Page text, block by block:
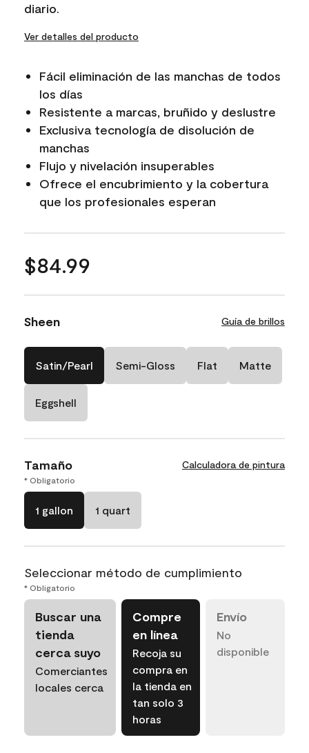
diario.
Ver detalles del producto
Fácil eliminación de las manchas de todos
los días
Resistente a marcas, bruñido y deslustre
Exclusiva tecnología de disolución de
manchas
Flujo y nivelación insuperables
Ofrece el encubrimiento y la cobertura
que los profesionales esperan
$84.99
Sheen Guía de brillos
Satin/Pearl Semi-Gloss Flat Matte
Eggshell
Tamaño Calculadora de pintura
* Obligatorio
1 gallon 1 quart
Seleccionar método de cumplimiento
* Obligatorio
Buscar una
tienda
cerca suyo
Comerciantes
locales cerca
Compre
en línea
Recoja su
compra en
la tienda en
tan solo 3
horas
Envío
No
disponible